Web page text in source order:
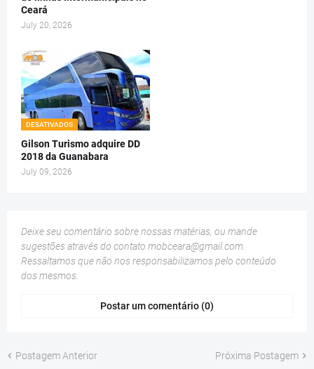
Ceará
July 20, 2026
DESATIVADOS
Gilson Turismo adquire DD
2018 da Guanabara
July 09, 2026
Deixe seu comentário sobre nossas matérias, ou mande
sugestões através do contato mobceara@gmail.com
Ressaltamos que não nos responsabilizamos pelo conteúdo
dos mesmos.
Postar um comentário (0)
Postagem Anterior Próxima Postagem